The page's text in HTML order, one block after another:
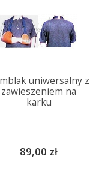
uniwersalny z
zawieszeniem na
karku
89,00 zł